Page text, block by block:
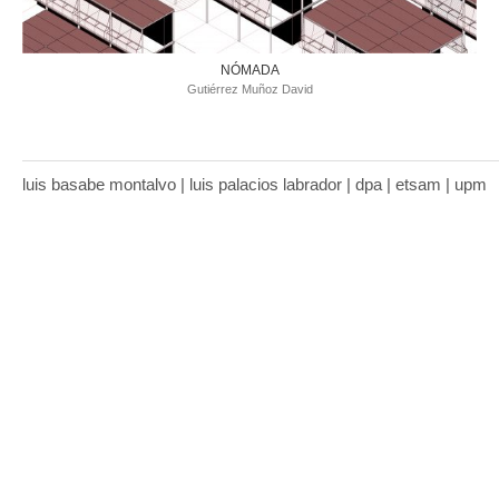
NÓMADA
Gutiérrez Muñoz David
luis basabe montalvo | luis palacios labrador | dpa | etsam | upm